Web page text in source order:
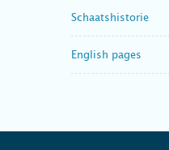
Schaatshistorie
English pages